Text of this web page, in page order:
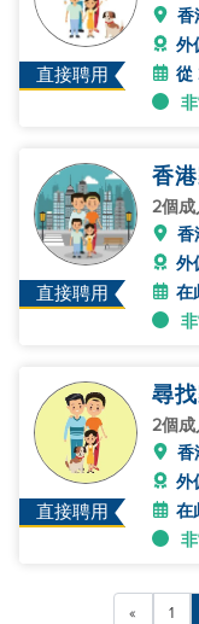
直接聘用
香
外
從
直接聘用
香
2個成
香
外
在
直接聘用
尋
2個成
香
外
在
« 1